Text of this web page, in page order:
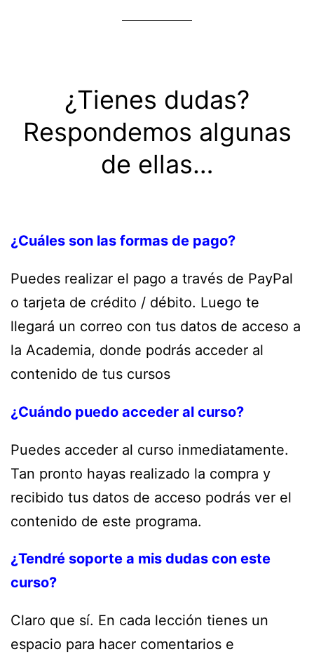
¿Tienes dudas?
Respondemos algunas
de ellas…
¿Cuáles son las formas de pago?
Puedes realizar el pago a través de PayPal
o tarjeta de crédito / débito. Luego te
llegará un correo con tus datos de acceso a
la Academia, donde podrás acceder al
contenido de tus cursos
¿Cuándo puedo acceder al curso?
Puedes acceder al curso inmediatamente.
Tan pronto hayas realizado la compra y
recibido tus datos de acceso podrás ver el
contenido de este programa.
¿Tendré soporte a mis dudas con este
curso?
Claro que sí. En cada lección tienes un
espacio para hacer comentarios e